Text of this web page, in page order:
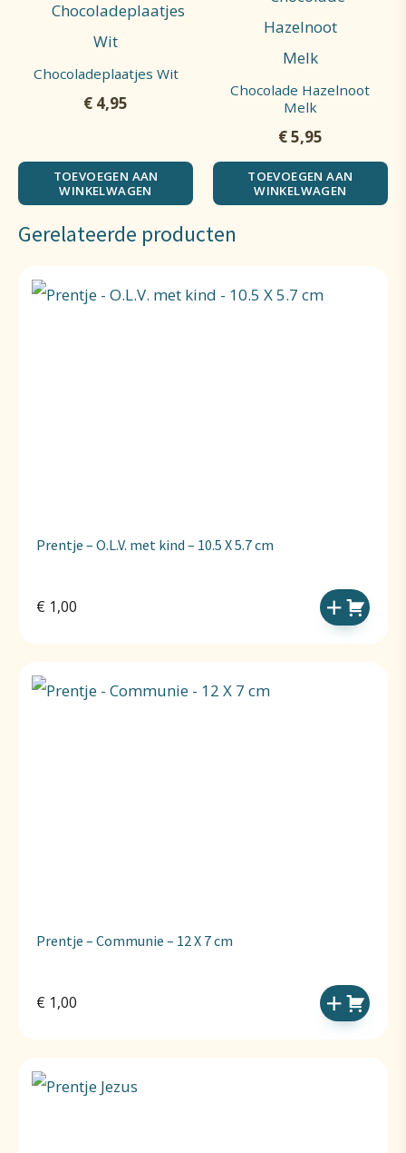
Chocoladeplaatjes Wit
€ 4,95
TOEVOEGEN AAN
WINKELWAGEN
Chocolade Hazelnoot
Melk
€5,95
TOEVOEGEN AAN
WINKELWAGEN
Gerelateerde producten
Prentje – O.L.V. met kind – 10.5 X 5.7 cm
€ 1,00
Prentje – Communie – 12 X 7 cm
€ 1,00